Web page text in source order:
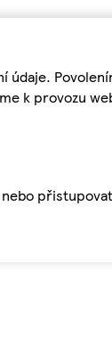
údaje.
k provozu